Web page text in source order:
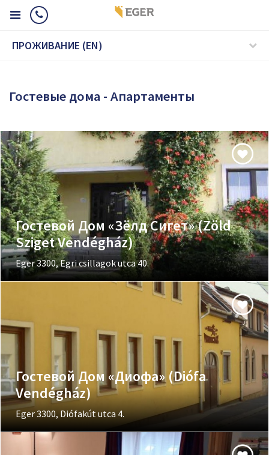
ПРОЖИВАНИЕ (EN)
Гостевые дома - Апартаменты
Гостевой Дом «Зёлд Сигет» (Zöld
Sziget Vendégház)
Eger 3300, Egri csillagok utca 40.
Гостевой Дом «Диофа» (Diófa
Vendégház)
Eger 3300, Diófakút utca 4.